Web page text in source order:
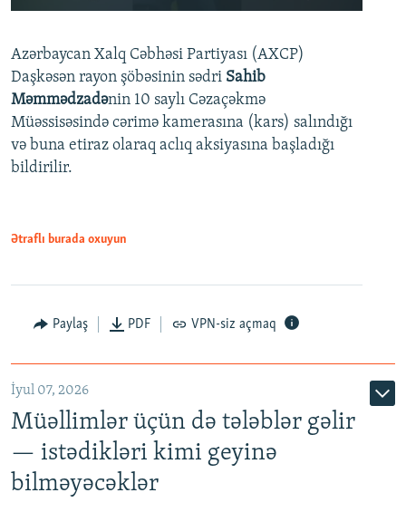
Auto 240p 360p
720p 1080p
360p
720p
1080p
Azərbaycan Xalq Cəbhəsi Partiyası (AXCP)
Daşkəsən rayon şöbəsinin sədri Sahib
Məmmədzadənin 10 saylı Cəzaçəkmə
Müəssisəsində cərimə kamerasına (kars) salındığı
və buna etiraz olaraq aclıq aksiyasına başladığı
bildirilir.
Ətraflı burada oxuyun
Paylaş PDF VPN-siz açmaq
İyul 07, 2026
Müəllimlər üçün də tələblər gəlir
— istədikləri kimi geyinə
bilməyəcəklər